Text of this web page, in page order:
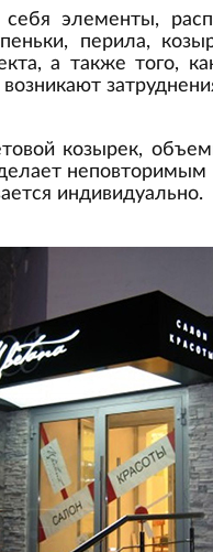
элементы,
перила,
а также того,
козырек,
неповторимым
индивидуально.